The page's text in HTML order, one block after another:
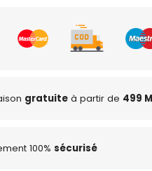
gratuite à partir de 499
100% sécurisé